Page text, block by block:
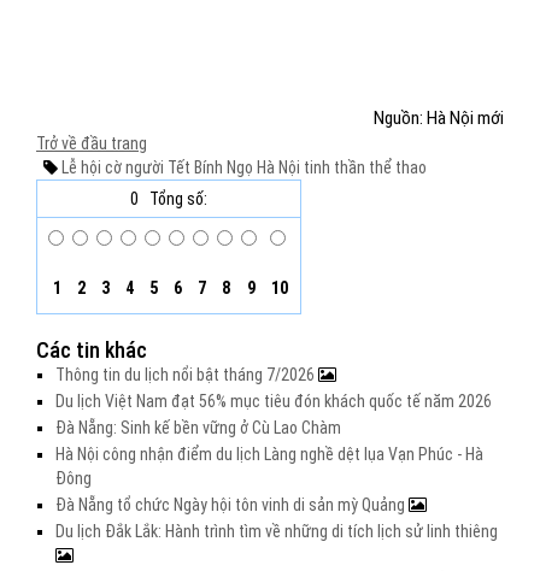
Nguồn: Hà Nội mới
Trở về đầu trang
Lễ hội cờ người Tết Bính Ngọ Hà Nội tinh thần thể thao
0
Tổng số:
1 2 3 4 5 6 7 8 9 10
Các tin khác
Thông tin du lịch nổi bật tháng 7/2026
Du lịch Việt Nam đạt 56% mục tiêu đón khách quốc tế năm 2026
Đà Nẵng: Sinh kế bền vững ở Cù Lao Chàm
Hà Nội công nhận điểm du lịch Làng nghề dệt lụa Vạn Phúc - Hà
Đông
Đà Nẵng tổ chức Ngày hội tôn vinh di sản mỳ Quảng
Du lịch Đắk Lắk: Hành trình tìm về những di tích lịch sử linh thiêng